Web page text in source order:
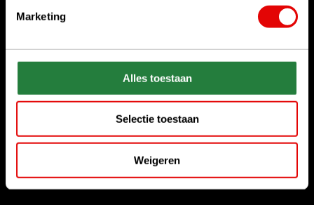
Marketing
Alles toestaan
Selectie toestaan
Weigeren
Chat met ons
Stuur ons een e-mail
sales@golfdriver.nl
Klantenservice
Informatie